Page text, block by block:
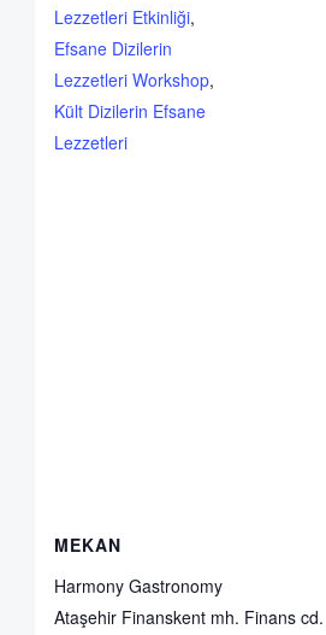
Lezzetleri Etkinliği,
Efsane Dizilerin
Lezzetleri Workshop,
Kült Dizilerin Efsane
Lezzetleri
MEKAN
Harmony Gastronomy
Ataşehir Finanskent mh. Finans